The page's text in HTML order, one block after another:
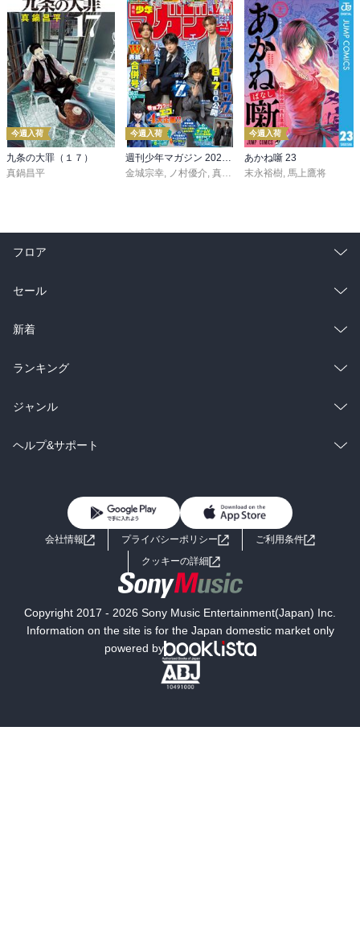
今週入荷
九条の大罪（１７）
真鍋昌平
今週入荷
週刊少年マガジン 2026年36・37号[2026年8月5日発売]
金城宗幸, ノ村優介, 真島ヒロ ,宮島礼吏,新川直司
今週入荷
あかね噺 23
末永裕樹, 馬上鷹将
フロア
総合
ラノベ
雑誌・グラビア
BL・TL
セール
総合
ラノベ
雑誌・グラビア
BL・TL
新着
総合
ラノベ
雑誌・グラビア
ランキング
総合
ラノベ
ジャンル
コミック
ライトノベル 男子向けラノベ
小説
海外小説
ミステリー SF
文学
ヘルプ&サポート
よくあるご質問 お問い合わせ
会社情報 プライバシーポリシー
ご利用条件
クッキーの詳細
Copyright 2017 - 2026 Sony Music Entertainment(Japan) Inc.
Information on the site is for the Japan domestic market only
powered by